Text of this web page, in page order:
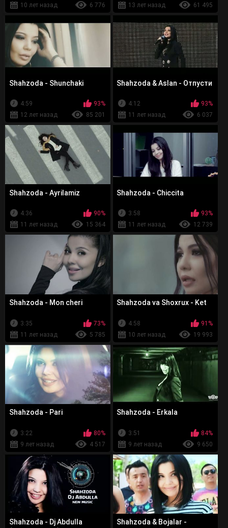
10 лет назад
6 776
13 лет назад
61 495
Shahzoda - Shunchaki
4:59
93%
12 лет назад
85 201
Shahzoda & Aslan - Отпусти
4:12
93%
11 лет назад
6 037
Shahzoda - Ayrilamiz
4:36
90%
11 лет назад
15 364
Shahzoda - Chiccita
3:58
93%
11 лет назад
12 739
Shahzoda - Mon cheri
3:35
73%
11 лет назад
5 785
Shahzoda va Shoxrux - Ket
4:58
91%
10 лет назад
19 993
Shahzoda - Pari
3:22
80%
9 лет назад
4 517
Shahzoda - Erkala
3:51
84%
9 лет назад
9 650
Shahzoda - Dj Abdulla
Shahzoda & Bojalar -